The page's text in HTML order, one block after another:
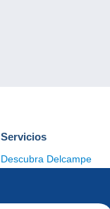
Servicios
Descubra Delcampe